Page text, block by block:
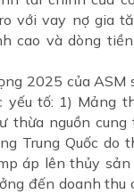
với vay nợ gia
cao và dòng
2025 của ASM
yếu tố: 1) Mảng
thừa nguồn
Trung Quốc do
áp lên thủy sản
đến doanh thu